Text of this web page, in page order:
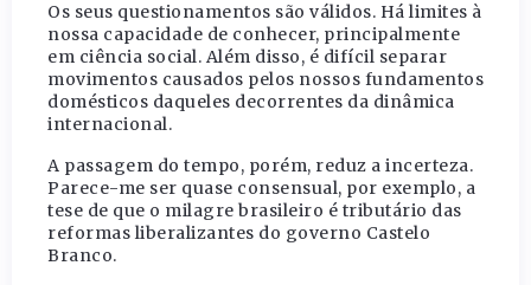
Os seus questionamentos são válidos. Há limites à
nossa capacidade de conhecer, principalmente
em ciência social. Além disso, é difícil separar
movimentos causados pelos nossos fundamentos
domésticos daqueles decorrentes da dinâmica
internacional.
A passagem do tempo, porém, reduz a incerteza.
Parece-me ser quase consensual, por exemplo, a
tese de que o milagre brasileiro é tributário das
reformas liberalizantes do governo Castelo
Branco.